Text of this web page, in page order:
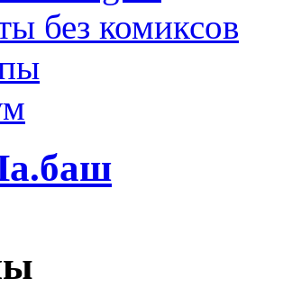
без комиксов